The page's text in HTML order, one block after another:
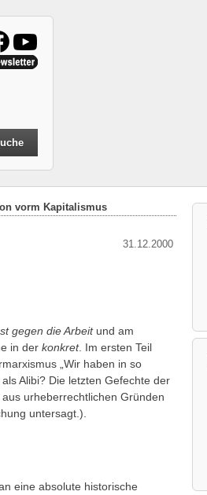
vorm Kapitalismus
31.12.2000
gegen die Arbeitund am
in der konkret. Im ersten Teil
„Wir haben in so
Alibi? Die letzten Gefechte der
urheberrechtlichen Gründen
untersagt.).
eine absolute historische